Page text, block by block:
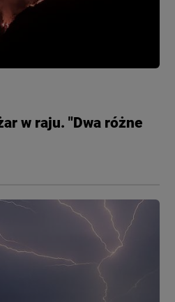
w raju. "Dwa różne